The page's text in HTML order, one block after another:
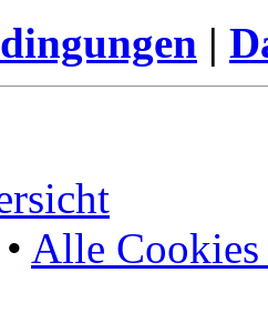
|
• Alle Cookies